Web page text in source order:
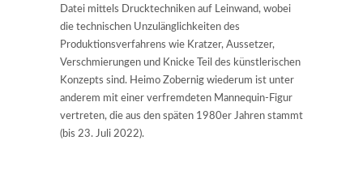
Datei mittels Drucktechniken auf Leinwand, wobei
die technischen Unzulänglichkeiten des
Produktionsverfahrens wie Kratzer, Aussetzer,
Verschmierungen und Knicke Teil des künstlerischen
Konzepts sind. Heimo Zobernig wiederum ist unter
anderem mit einer verfremdeten Mannequin-Figur
vertreten, die aus den späten 1980er Jahren stammt
(bis 23. Juli 2022).